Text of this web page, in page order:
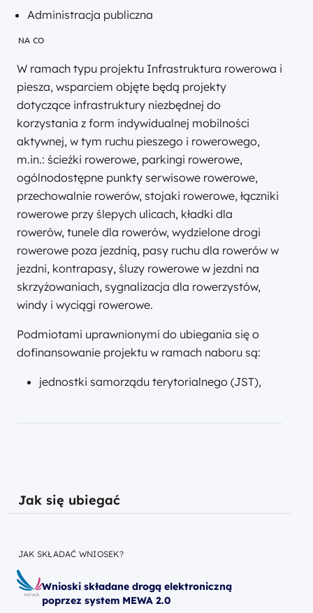
Administracja publiczna
NA CO
W ramach typu projektu Infrastruktura rowerowa i
piesza, wsparciem objęte będą projekty
dotyczące infrastruktury niezbędnej do
korzystania z form indywidualnej mobilności
aktywnej, w tym ruchu pieszego i rowerowego,
m.in.: ścieżki rowerowe, parkingi rowerowe,
ogólnodostępne punkty serwisowe rowerowe,
przechowalnie rowerów, stojaki rowerowe, łączniki
rowerowe przy ślepych ulicach, kładki dla
rowerów, tunele dla rowerów, wydzielone drogi
rowerowe poza jezdnią, pasy ruchu dla rowerów w
jezdni, kontrapasy, śluzy rowerowe w jezdni na
skrzyżowaniach, sygnalizacja dla rowerzystów,
windy i wyciągi rowerowe.
Podmiotami uprawnionymi do ubiegania się o
dofinansowanie projektu w ramach naboru są:
jednostki samorządu terytorialnego (JST),
Jak się ubiegać
JAK SKŁADAĆ WNIOSEK?
Wnioski składane drogą elektroniczną
poprzez system MEWA 2.0